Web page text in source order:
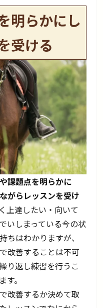
明らかにし
受ける
課題点を明らかに
がらレッスンを受け
上達したい・向いて
いしまっている今の状
ちはわかりますが、
改善することは不可
り返し練習を行うこ
。
改善するか決めて取